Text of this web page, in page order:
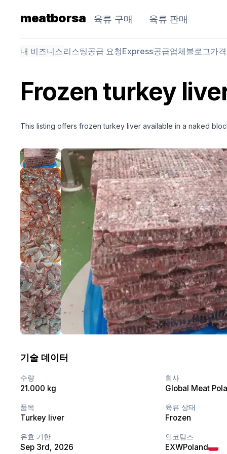
meatborsa 육류 구매 육류 판매
내 비즈니스리스팅공급 요청Express공급업체블로그가격
Frozen turkey
This listing offers frozen turkey liver available in a naked
기술 데이터
수량
21.000 kg
품목
Turkey liver
유효 기한
Sep 3rd, 2026
회사
Global Meat
육류 상태
Frozen
인코텀즈
EXWPoland